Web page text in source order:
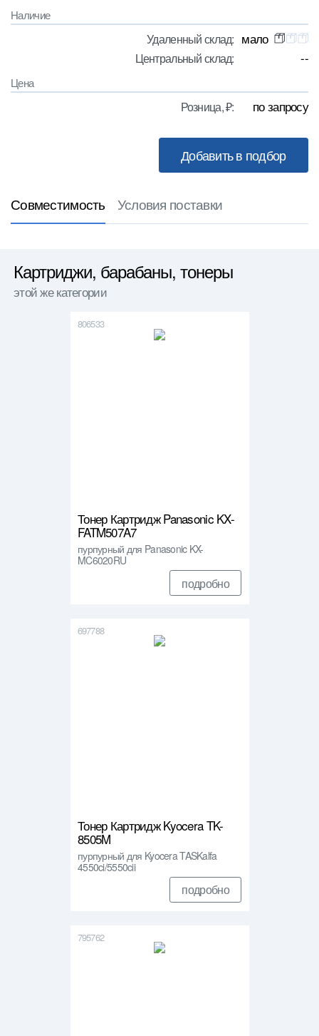
Наличие
Удаленный склад: мало
Центральный склад: --
Цена
Розница, ₽: по запросу
Совместимость Условия поставки
Картриджи, барабаны, тонеры
этой же категории
806533
Тонер Картридж Panasonic KX-
FATM507A7
пурпурный для Panasonic KX-
MC6020RU
подробно
697788
Тонер Картридж Kyocera TK-
8505M
пурпурный для Kyocera TASKalfa
4550ci/5550cii
подробно
795762